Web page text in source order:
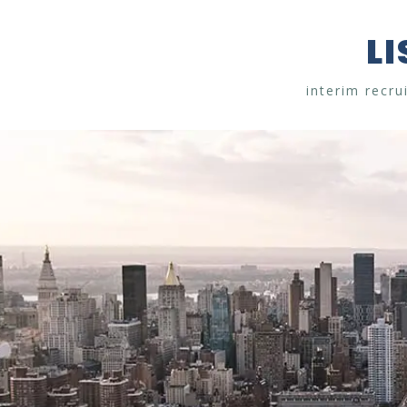
interim